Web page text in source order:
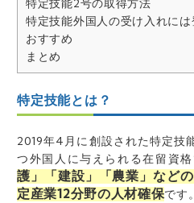
特定技能外国人の受け入れに
おすすめ
まとめ
特定技能とは？
2019年4月に創設された特定技
つ外国人に与えられる在留資格
護」「建設」「農業」など
定産業12分野の人材確保です。